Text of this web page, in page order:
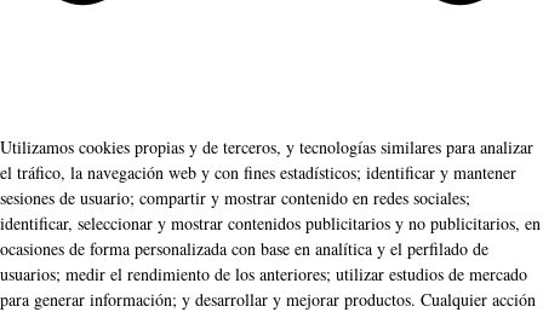
Utilizamos cookies propias y de terceros, y tecnologías similares para analizar
el tráfico, la navegación web y con fines estadísticos; identificar y mantener
sesiones de usuario; compartir y mostrar contenido en redes sociales;
identificar, seleccionar y mostrar contenidos publicitarios y no publicitarios, en
ocasiones de forma personalizada con base en analítica y el perfilado de
usuarios; medir el rendimiento de los anteriores; utilizar estudios de mercado
para generar información; y desarrollar y mejorar productos. Cualquier acción